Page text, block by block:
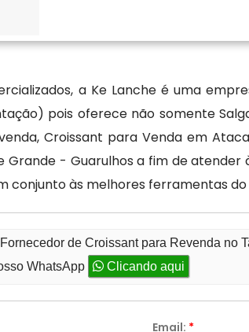
a Ke Lanche é uma
pois oferece não somente
Croissant para Venda em
Grande - Guarulhos a fim de
conjunto às melhores ferramentas
de Croissant para Revenda no
WhatsApp Clicando aqui
Email: *